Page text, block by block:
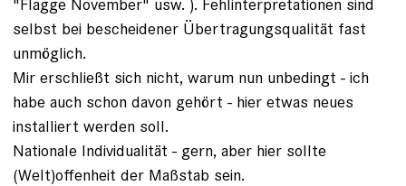
selbst bei bescheidener Übertragungsqualität fast
unmöglich.
Mir erschließt sich nicht, warum nun unbedingt - ich
habe auch schon davon gehört - hier etwas neues
installiert werden soll.
Nationale Individualität - gern, aber hier sollte
(Welt)offenheit der Maßstab sein.